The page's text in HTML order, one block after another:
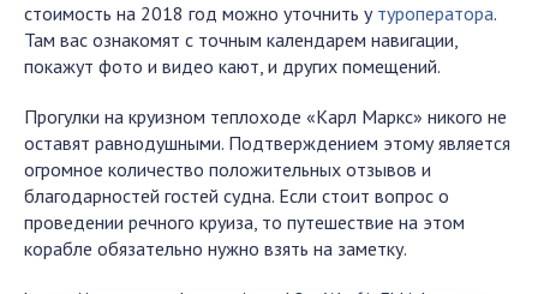
стоимость на 2018 год можно уточнить у туроператора.
Там вас ознакомят с точным календарем навигации,
покажут фото и видео кают, и других помещений.
Прогулки на круизном теплоходе «Карл Маркс» никого не
оставят равнодушными. Подтверждением этому является
огромное количество положительных отзывов и
благодарностей гостей судна. Если стоит вопрос о
проведении речного круиза, то путешествие на этом
корабле обязательно нужно взять на заметку.